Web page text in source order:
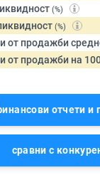
(%)
(%)
от продажби
от продажби на
отчети и
сравни с